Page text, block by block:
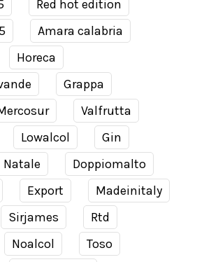
Red hot edition
Amara calabria
Horeca
Grappa
Valfrutta
Lowalcol
Gin
Natale
Doppiomalto
Export
Madeinitaly
Sirjames
Rtd
Noalcol
Toso